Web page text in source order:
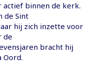
binnen de kerk.
de Sint
hij zich inzette voor
de
bracht hij
Oord.